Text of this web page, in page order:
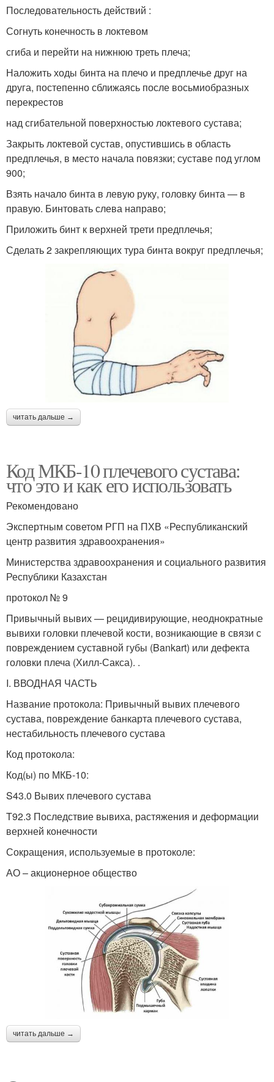
Последовательность действий :
Согнуть конечность в локтевом
сгиба и перейти на нижнюю треть плеча;
Наложить ходы бинта на плечо и предплечье друг на
друга, постепенно сближаясь после восьмиобразных
перекрестов
над сгибательной поверхностью локтевого сустава;
Закрыть локтевой сустав, опустившись в область
предплечья, в место начала повязки; суставе под углом
900;
Взять начало бинта в левую руку, головку бинта — в
правую. Бинтовать слева направо;
Приложить бинт к верхней трети предплечья;
Сделать 2 закрепляющих тура бинта вокруг предплечья;
читать дальше →
Код МКБ-10 плечевого сустава:
что это и как его использовать
Рекомендовано
Экспертным советом РГП на ПХВ «Республиканский
центр развития здравоохранения»
Министерства здравоохранения и социального развития
Республики Казахстан
протокол № 9
Привычный вывих — рецидивирующие, неоднократные
вывихи головки плечевой кости, возникающие в связи с
повреждением суставной губы (Bankart) или дефекта
головки плеча (Хилл-Сакса). .
I. ВВОДНАЯ ЧАСТЬ
Название протокола: Привычный вывих плечевого
сустава, повреждение банкарта плечевого сустава,
нестабильность плечевого сустава
Код протокола:
Код(ы) по МКБ-10:
S43.0 Вывих плечевого сустава
T92.3 Последствие вывиха, растяжения и деформации
верхней конечности
Сокращения, используемые в протоколе:
АО – акционерное общество
читать дальше →